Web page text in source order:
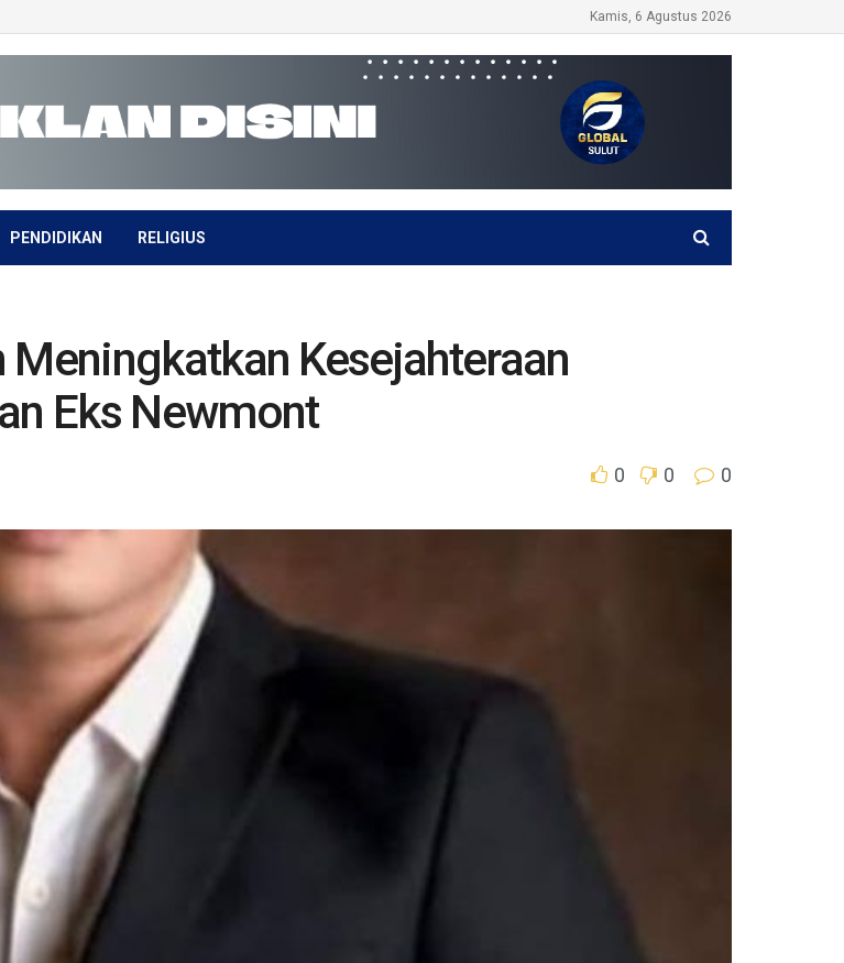
Kamis, 6 Agustus 2026
PENDIDIKAN RELIGIUS
Kesejahteraan
Eks Newmont
0 0 0